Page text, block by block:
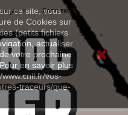
ce site, vous
de Cookies sur
(petits fichiers
actualiser
votre prochaine
en savoir plus
vos-
traceurs/que-
Connexion